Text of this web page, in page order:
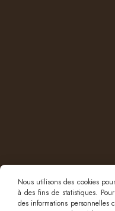
Nous utilisons des cookies
à des fins de statistiques.
des informations personnelles